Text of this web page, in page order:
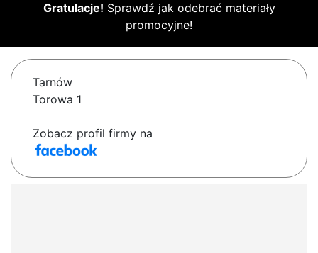
Gratulacje! Sprawdź jak odebrać materiały
promocyjne!
Tarnów
Torowa 1
Zobacz profil firmy na